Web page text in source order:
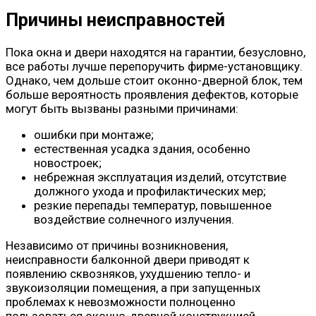
Причины неисправностей
Пока окна и двери находятся на гарантии, безусловно,
все работы лучше перепоручить фирме-установщику.
Однако, чем дольше стоит оконно-дверной блок, тем
больше вероятность проявления дефектов, которые
могут быть вызваны разными причинами:
ошибки при монтаже;
естественная усадка здания, особенно
новостроек;
небрежная эксплуатация изделий, отсутствие
должного ухода и профилактических мер;
резкие перепады температур, повышенное
воздействие солнечного излучения.
Независимо от причины возникновения,
неисправности балконной двери приводят к
появлению сквозняков, ухудшению тепло- и
звукоизоляции помещения, а при запущенных
проблемах к невозможности полноценно